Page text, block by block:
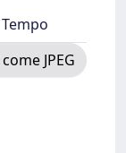
Tempo
JPEG